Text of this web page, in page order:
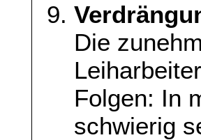
Die
Folgen: In
schwierig